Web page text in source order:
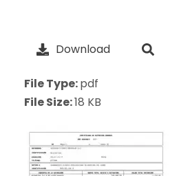
Download
File Type:pdf
File Size:18 KB